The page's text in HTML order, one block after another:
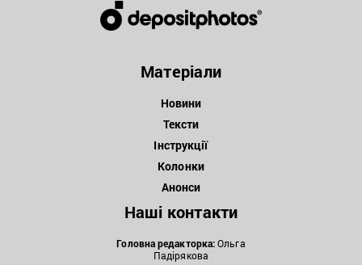
Матеріали
Новини
Тексти
Інструкції
Колонки
Анонси
Наші контакти
Головна редакторка:Ольга
Падірякова